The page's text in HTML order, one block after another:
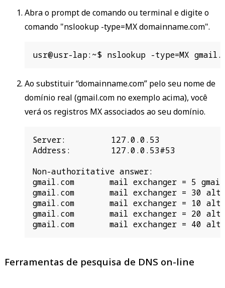
Abra o prompt de comando ou terminal e digite o
comando "nslookup -type=MX domainname.com".
usr@usr-lap:~$ nslookup -type=MX
Ao substituir “domainname.com” pelo seu nome de
domínio real (gmail.com no exemplo acima), você
verá os registros MX associados ao seu domínio.
Server:         127.0.0.53
Address:        127.0.0.53#53
Non-authoritative answer:
gmail.com       mail exchanger = 5
gmail.com       mail exchanger = 30
gmail.com       mail exchanger = 10
gmail.com       mail exchanger = 20
gmail.com       mail exchanger = 40
Ferramentas de pesquisa de DNS on-line